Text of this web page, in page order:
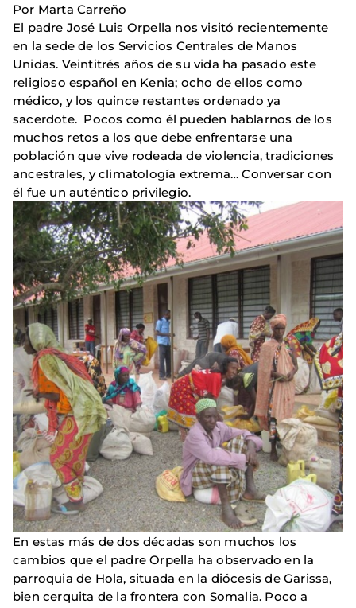
Por Marta Carreño
El padre José Luis Orpella nos visitó recientemente
en la sede de los Servicios Centrales de Manos
Unidas. Veintitrés años de su vida ha pasado este
religioso español en Kenia; ocho de ellos como
médico, y los quince restantes ordenado ya
sacerdote. Pocos como él pueden hablarnos de los
muchos retos a los que debe enfrentarse una
población que vive rodeada de violencia, tradiciones
ancestrales, y climatología extrema… Conversar con
él fue un auténtico privilegio.
En estas más de dos décadas son muchos los
cambios que el padre Orpella ha observado en la
parroquia de Hola, situada en la diócesis de Garissa,
bien cerquita de la frontera con Somalia. Poco a